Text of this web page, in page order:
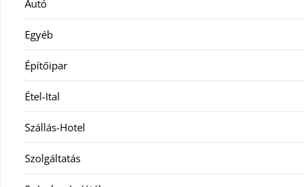
Autó
Egyéb
Építőipar
Étel-Ital
Szállás-Hotel
Szolgáltatás